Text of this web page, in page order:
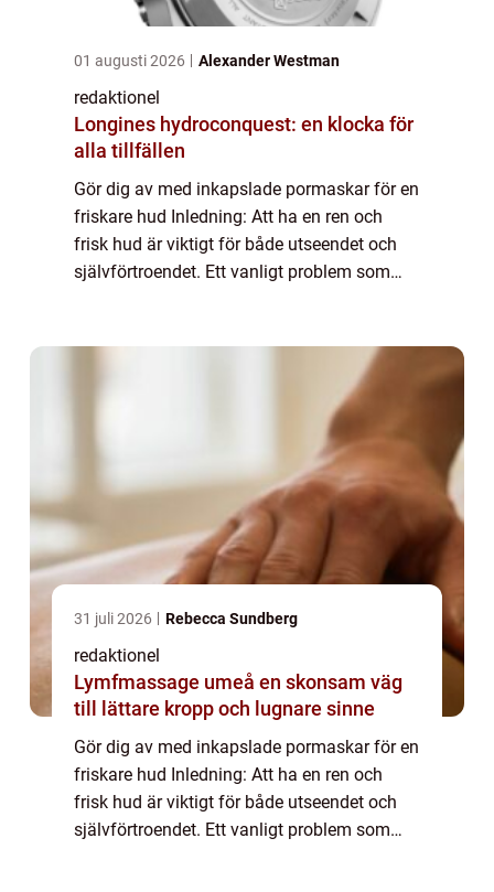
01 augusti 2026 Alexander Westman
redaktionel
Longines hydroconquest: en klocka för
alla tillfällen
Gör dig av med inkapslade pormaskar för en
friskare hud Inledning: Att ha en ren och
frisk hud är viktigt för både utseendet och
självförtroendet. Ett vanligt problem som
31 juli 2026 Rebecca Sundberg
redaktionel
Lymfmassage umeå en skonsam väg
till lättare kropp och lugnare sinne
Gör dig av med inkapslade pormaskar för en
friskare hud Inledning: Att ha en ren och
frisk hud är viktigt för både utseendet och
självförtroendet. Ett vanligt problem som